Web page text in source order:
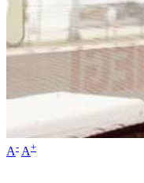
A- A+